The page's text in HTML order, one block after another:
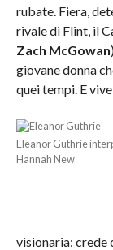
rubate. Fiera,
rivale di Flint, il
Zach McGowan
giovane donna
quei tempi. E
Eleanor Guthrie
Hannah New
visionaria: crede